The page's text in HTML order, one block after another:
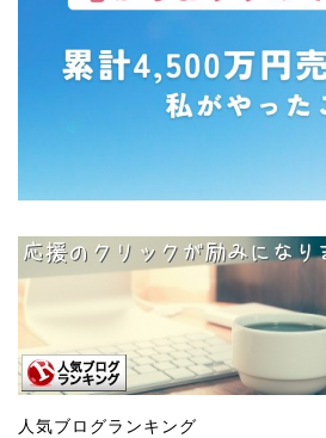
人気ブログランキング